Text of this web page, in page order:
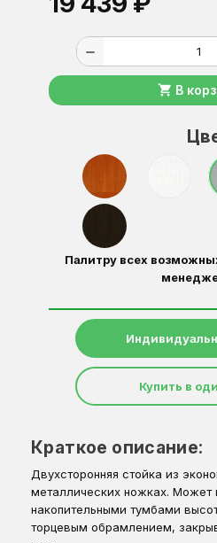
remove
shopping_cart В
Палитру всех
Купить в
Краткое описание:
Двухсторонняя стойка из
металлических ножках. Может
накопительными тумбами
торцевым обрамлением,